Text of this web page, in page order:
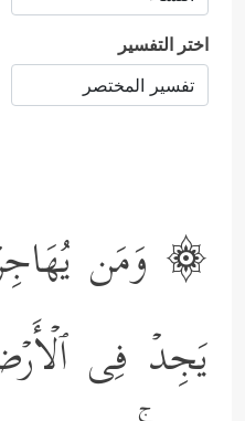
اختر التفسير
۞ وَمَن
یَجِدۡ فِی